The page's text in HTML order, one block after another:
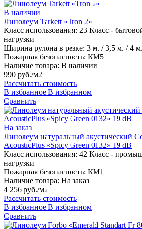
В наличии
Линолеум Tarkett «Tron 2»
Класс использования: 23 Класс -
нагрузки
Ширина рулона в резке: 3 м. / 3,5 м. / 4 м.
Пожарная безопасность: КМ5
Наличие товара: В наличии
990 руб./м2
Рассчитать стоимость
В избранное В избранном
Сравнить
На заказ
Линолеум натуральный акустический
AcousticPlus «Spicy Green 0132» 19 dB
Класс использования: 42 Класс -
нагрузки
Пожарная безопасность: КМ1
Наличие товара: На заказ
4 256 руб./м2
Рассчитать стоимость
В избранное В избранном
Сравнить